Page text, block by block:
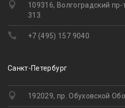
109316, Волгоградский
313
+7 (495) 157 9040
Санкт-Петербург
192029, пр. Обуховской